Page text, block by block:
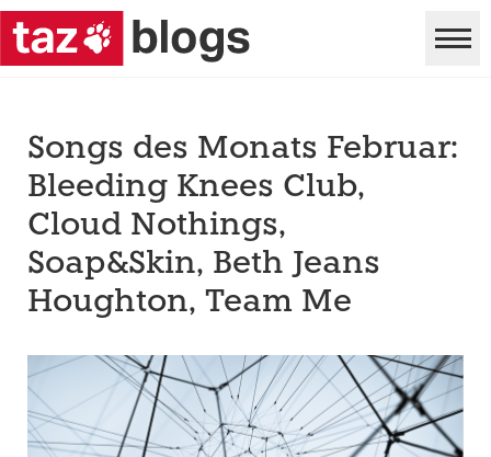
Songs des Monats Februar:
Bleeding Knees Club,
Cloud Nothings,
Soap&Skin, Beth Jeans
Houghton, Team Me